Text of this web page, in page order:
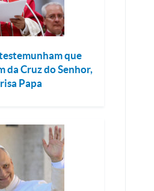
que
da Cruz do Senhor,
Papa